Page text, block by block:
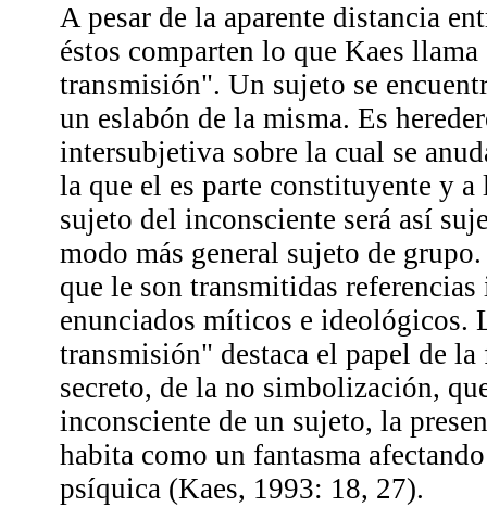
A pesar de la aparente distancia
éstos comparten lo que Kaes
transmisión". Un sujeto se
un eslabón de la misma. Es
intersubjetiva sobre la cual se
la que el es parte constituyente y
sujeto del inconsciente será así
modo más general sujeto de
que le son transmitidas
enunciados míticos e ideológicos.
transmisión" destaca el papel de
secreto, de la no simbolización,
inconsciente de un sujeto, la
habita como un fantasma
psíquica (Kaes, 1993: 18, 27).